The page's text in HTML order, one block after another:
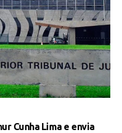
Cunha Lima e envia